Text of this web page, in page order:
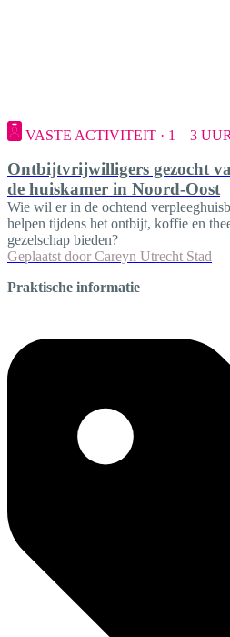
VASTE ACTIVITEIT · 1—3
Ontbijtvrijwilligers gezocht
de huiskamer in Noord-Oost
Wie wil er in de ochtend
helpen tijdens het ontbijt, koffie en
gezelschap bieden?
Geplaatst door Careyn Utrecht Stad
Praktische informatie